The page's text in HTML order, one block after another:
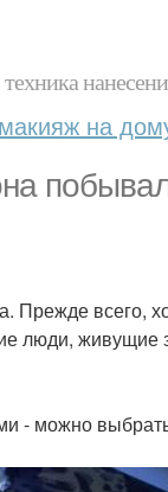
на
всего,
люди, живущие
- можно